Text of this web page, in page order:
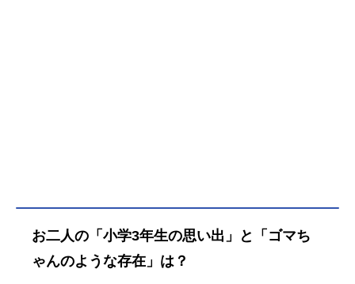
お二人の「小学3年生の思い出」と「ゴマち
ゃんのような存在」は？